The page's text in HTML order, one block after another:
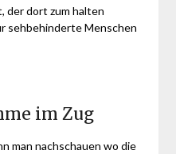
der dort zum halten
sehbehinderte Menschen
im Zug
man nachschauen wo die